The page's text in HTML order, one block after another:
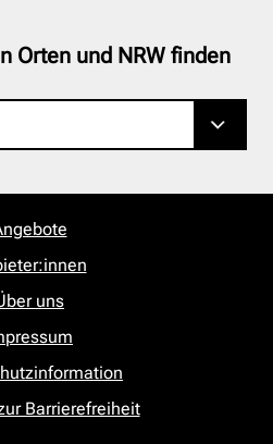
Orten und NRW finden
uns
Barrierefreiheit